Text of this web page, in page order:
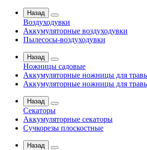
Назад
Воздуходувки
Аккумуляторные воздуходувки
Пылесосы-воздуходувки
Назад
Ножницы садовые
Аккумуляторные ножницы для
Аккумуляторные ножницы для
Назад
Секаторы
Аккумуляторные секаторы
Сучкорезы плоскостные
Назад